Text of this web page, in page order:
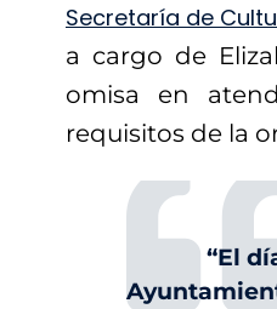
Secretaría de
a cargo de
omisa en
requisitos de la
“El